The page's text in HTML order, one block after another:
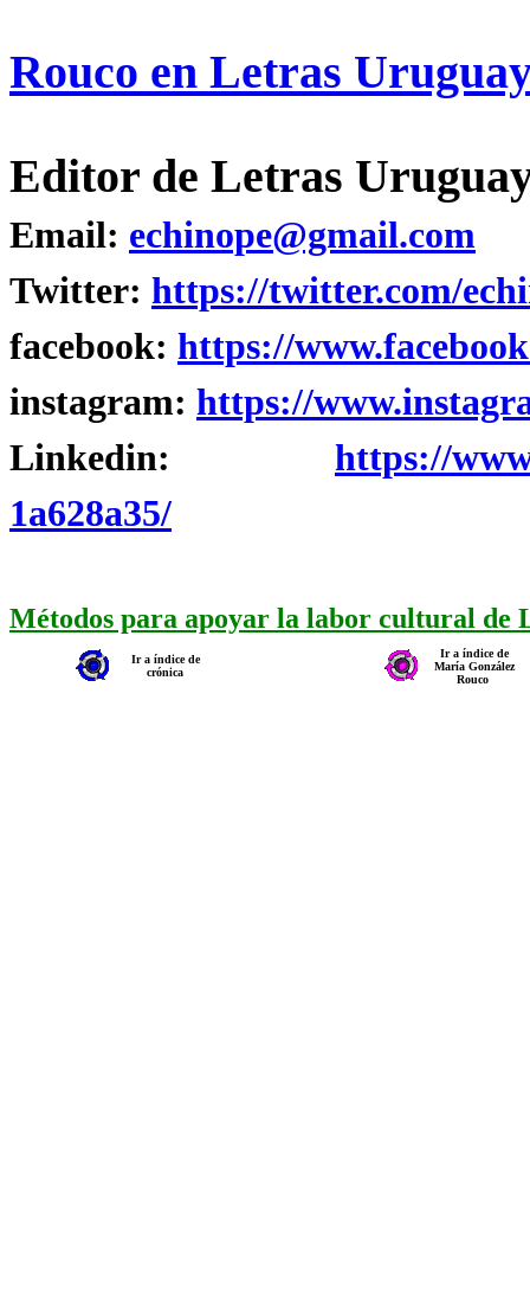
Rouco en Letras
Editor de Letras
Email: echinope@gmail.com
Twitter: https://twitter.com/
facebook: https://
instagram: https://
Linkedin: https://
1a628a35/
Métodos para apoyar la labor cultural de
Ir a índice de
crónica
Ir a índice de
María González
Rouco